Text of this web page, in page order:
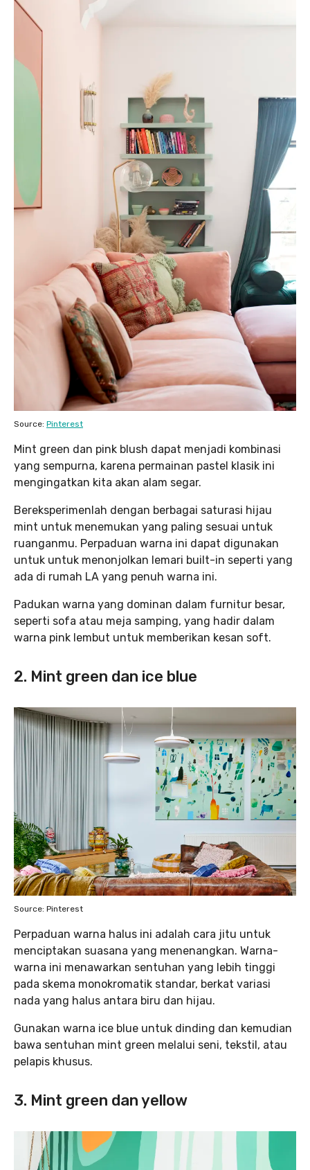
Source: Pinterest
Mint green dan pink blush dapat menjadi kombinasi
yang sempurna, karena permainan pastel klasik ini
mengingatkan kita akan alam segar.
Bereksperimenlah dengan berbagai saturasi hijau
mint untuk menemukan yang paling sesuai untuk
ruanganmu. Perpaduan warna ini dapat digunakan
untuk untuk menonjolkan lemari built-in seperti yang
ada di rumah LA yang penuh warna ini.
Padukan warna yang dominan dalam furnitur besar,
seperti sofa atau meja samping, yang hadir dalam
warna pink lembut untuk memberikan kesan soft.
2. Mint green dan ice blue
Source: Pinterest
Perpaduan warna halus ini adalah cara jitu untuk
menciptakan suasana yang menenangkan. Warna-
warna ini menawarkan sentuhan yang lebih tinggi
pada skema monokromatik standar, berkat variasi
nada yang halus antara biru dan hijau.
Gunakan warna ice blue untuk dinding dan kemudian
bawa sentuhan mint green melalui seni, tekstil, atau
pelapis khusus.
3. Mint green dan yellow